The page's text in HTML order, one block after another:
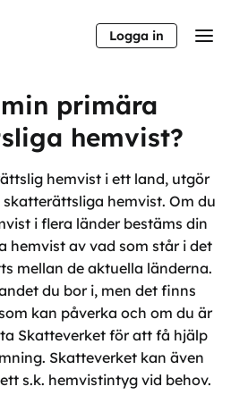
Logga in
primära
hemvist?
hemvist i ett land, utgör
hemvist. Om du
i flera länder bestäms din
hemvist av vad som står i det
mellan de aktuella länderna.
du bor i, men det finns
kan påverka och om du är
Skatteverket för att få hjälp
Skatteverket kan även
s.k. hemvistintyg vid behov.